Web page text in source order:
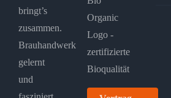
bringt’s
zusammen.
Brauhandwerk
gelernt
und